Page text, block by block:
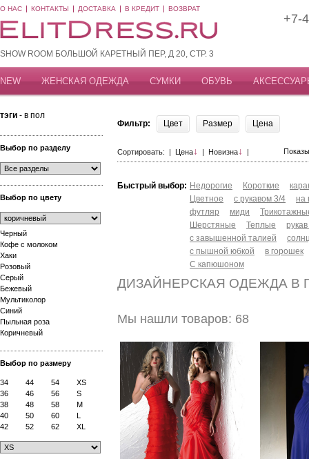
О НАС КОНТАКТЫ ДОСТАВКА В КРЕДИТ ВОЗВРАТ
SHOW ROOM БОЛЬШОЙ КАРЕТНЫЙ ПЕР, Д 20, СТР. 3
+7-
NEW ЖЕНСКАЯ ОДЕЖДА СУМКИ ОБУВЬ
тэги - в пол
Выбор по разделу
Выбор по цвету
Черный
Кофе с молоком
Хаки
Розовый
Серый
Бежевый
Мультиколор
Синий
Пыльная роза
Коричневый
Выбор по размеру
34 44 54
XS
36
46 56
S
38
48 58
M
40
50 60
L
42
52 62 XL
Фильтр: Цвет Размер Цена
Сортировать: | Цена↓ | Новизна↓ |
Быстрый выбор: Недорогие Короткие
Цветное
с рукавом 3/4
на
футляр
миди
Шерстяные
Теплые
с завышенной талией
с пышной юбкой
в горошек
С капюшоном
ДИЗАЙНЕРСКАЯ ОДЕЖДА В
Мы нашли товаров: 68